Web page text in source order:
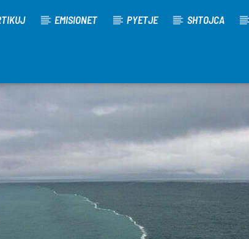
EMISIONET PYETJE SHTOJCA